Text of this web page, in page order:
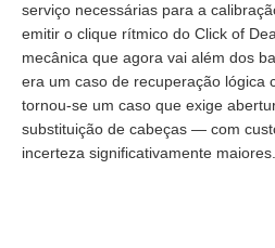
serviço necessárias para a
emitir o clique rítmico do Click of
mecânica que agora vai além dos
era um caso de recuperação lógica
tornou-se um caso que exige
substituição de cabeças — com
incerteza significativamente maiores.